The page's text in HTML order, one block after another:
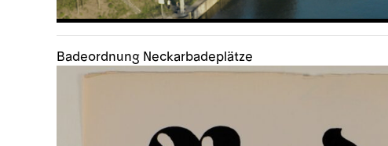
Badeordnung Neckarbadeplätze